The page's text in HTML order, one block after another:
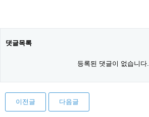
댓글목록
등록된 댓글이 없습니다.
이전글 다음글